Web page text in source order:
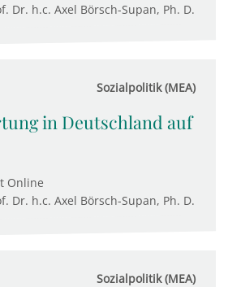
Dr. h.c. Axel Börsch-Supan, Ph. D.
Sozialpolitik (MEA)
in Deutschland auf
Online
Dr. h.c. Axel Börsch-Supan, Ph. D.
Sozialpolitik (MEA)